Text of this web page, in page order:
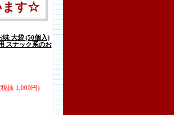
ます☆
味 大袋 (50個入)
スナック系のお
税抜 1,000円)